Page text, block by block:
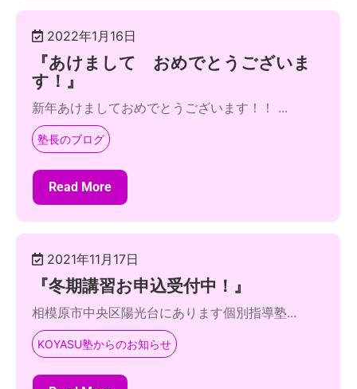
2022年1月16日
『あけまして おめでとうございま
す！』
新年あけましておめでとうございます！！ ...
塾長のブログ
Read More
2021年11月17日
『冬期講習お申込受付中！』
相模原市中央区陽光台にあります個別指導塾...
KOYASU塾からのお知らせ